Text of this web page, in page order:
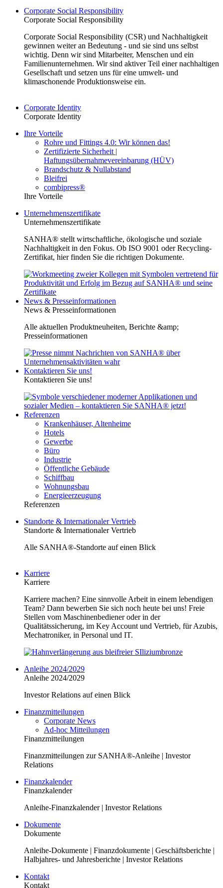
Corporate Social Responsibility
Corporate Social Responsibility
Corporate Social Responsibility (CSR) und Nachhaltigkeit
gewinnen weiter an Bedeutung - und sie sind uns selbst
wichtig. Denn wir sind Mitarbeiter, Menschen und ein
Familienunternehmen. Wir sind aktiver Teil einer nachhaltigen
Gesellschaft und setzen uns für eine umwelt- und
klimaschonende Produktionsweise ein.
Corporate Identity
Corporate Identity
Ihre Vorteile
Rohre und Fittings 4.0: Wir können das!
Zertifizierte Sicherheit |
Haftungsübernahmevereinbarung (HÜV)
Brandschutz & Nullabstand
Bleifrei
combipress®
Ihre Vorteile
Unternehmenszertifikate
Unternehmenszertifikate
SANHA® stellt wirtschaftliche, ökologische und soziale
Nachhaltigkeit in den Fokus. Ob ISO 9001 oder Recycling-
Zertifikat, hier finden Sie die richtigen Dokumente.
News & Presseinformationen
News & Presseinformationen
Alle aktuellen Produktneuheiten, Berichte &amp;
Presseinformationen
Kontaktieren Sie uns!
Kontaktieren Sie uns!
Referenzen
Krankenhäuser, Altenheime
Hotels
Gewerbe
Büro
Industrie
Öffentliche Gebäude
Schiffbau
Wohnungsbau
Energieerzeugung
Referenzen
Standorte & Internationaler Vertrieb
Standorte & Internationaler Vertrieb
Alle SANHA®-Standorte auf einen Blick
Karriere
Karriere
Karriere machen? Eine sinnvolle Arbeit in einem lebendigen
Team? Dann bewerben Sie sich noch heute bei uns! Freie
Stellen vom Maschinenbediener oder in der
Qualitätssicherung, im Key Account und Vertrieb, für Azubis,
Mechatroniker, in Personal und IT.
Anleihe 2024/2029
Anleihe 2024/2029
Investor Relations auf einen Blick
Finanzmitteilungen
Corporate News
Ad-hoc Mitteilungen
Finanzmitteilungen
Finanzmitteilungen zur SANHA®-Anleihe | Investor
Relations
Finanzkalender
Finanzkalender
Anleihe-Finanzkalender | Investor Relations
Dokumente
Dokumente
Anleihe-Dokumente | Finanzdokumente | Geschäftsberichte |
Halbjahres- und Jahresberichte | Investor Relations
Kontakt
Kontakt